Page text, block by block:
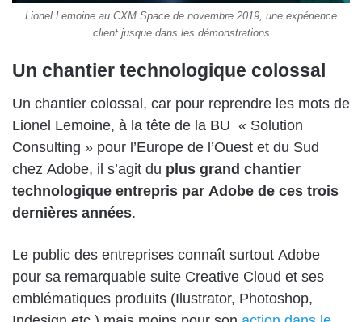
Lionel Lemoine au CXM Space de novembre 2019, une expérience
client jusque dans les démonstrations
Un chantier technologique colossal
Un chantier colossal, car pour reprendre les mots de
Lionel Lemoine, à la tête de la BU « Solution
Consulting » pour l’Europe de l’Ouest et du Sud
chez Adobe, il s’agit du plus grand chantier
technologique entrepris par Adobe de ces trois
dernières années.
Le public des entreprises connaît surtout Adobe
pour sa remarquable suite Creative Cloud et ses
emblématiques produits (Ilustrator, Photoshop,